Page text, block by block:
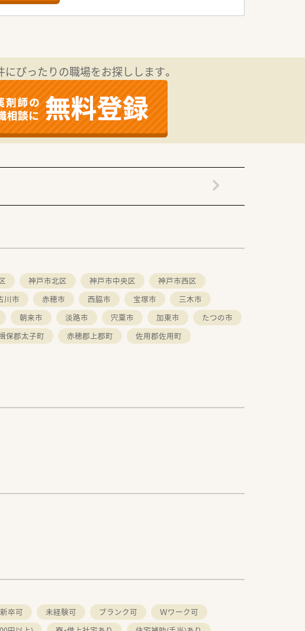
す。
です。
。
ぴったりの職場をお探しします。
神戸市北区 神戸市中央区
神戸市西区
川市 赤穂市 西脇市 宝塚市
三木市
朝来市 淡路市 宍粟市 加東市
たつの市
保郡太子町 赤穂郡上郡町
佐用郡佐用町
新卒可 未経験可 ブランク可
Ｗワーク可